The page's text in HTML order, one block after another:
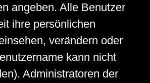
angeben. Alle Benutzer
ihre persönlichen
verändern oder
kann nicht
Administratoren der